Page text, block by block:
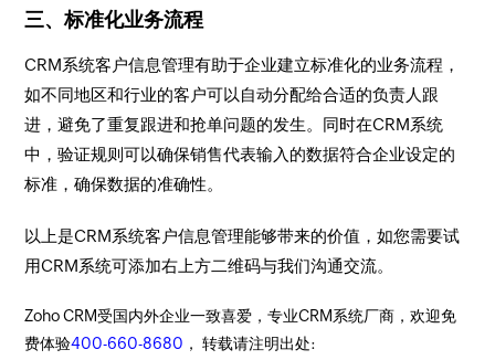
三、标准化业务流程
CRM系统客户信息管理有助于企业建立标准化的业务流程，
如不同地区和行业的客户可以自动分配给合适的负责人跟
进，避免了重复跟进和抢单问题的发生。同时在CRM系统
中，验证规则可以确保销售代表输入的数据符合企业设定的
标准，确保数据的准确性。
以上是CRM系统客户信息管理能够带来的价值，如您需要试
用CRM系统可添加右上方二维码与我们沟通交流。
Zoho CRM受国内外企业一致喜爱，专业CRM系统厂商，欢迎免
费体验400-660-8680 ， 转载请注明出处: